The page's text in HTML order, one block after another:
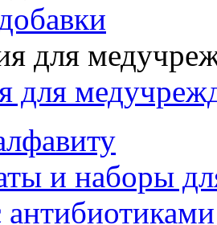
для
и наборы